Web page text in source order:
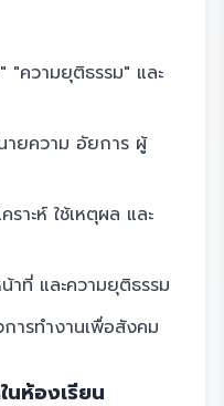
"ความยุติธรรม" และ
ยความ อัยการ ผู้
าะห์ ใช้เหตุผล และ
ที่ และความยุติธรรม
ารทำงานเพื่อสังคม
นห้องเรียน